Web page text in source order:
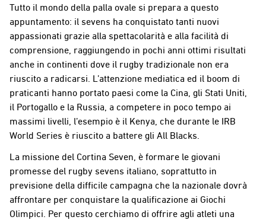
Tutto il mondo della palla ovale si prepara a questo
appuntamento: il sevens ha conquistato tanti nuovi
appassionati grazie alla spettacolarità e alla facilità di
comprensione, raggiungendo in pochi anni ottimi risultati
anche in continenti dove il rugby tradizionale non era
riuscito a radicarsi. L’attenzione mediatica ed il boom di
praticanti hanno portato paesi come la Cina, gli Stati Uniti,
il Portogallo e la Russia, a competere in poco tempo ai
massimi livelli, l’esempio è il Kenya, che durante le IRB
World Series è riuscito a battere gli All Blacks.
La missione del Cortina Seven, è formare le giovani
promesse del rugby sevens italiano, soprattutto in
previsione della difficile campagna che la nazionale dovrà
affrontare per conquistare la qualificazione ai Giochi
Olimpici. Per questo cerchiamo di offrire agli atleti una